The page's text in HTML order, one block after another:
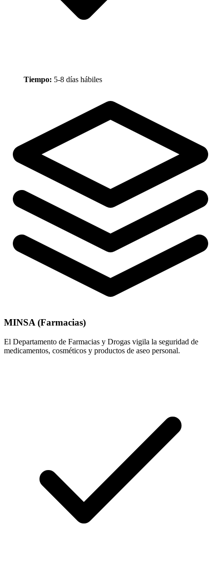
Tiempo: 5-8 días hábiles
MINSA (Farmacias)
El Departamento de Farmacias y Drogas vigila la seguridad de
medicamentos, cosméticos y productos de aseo personal.